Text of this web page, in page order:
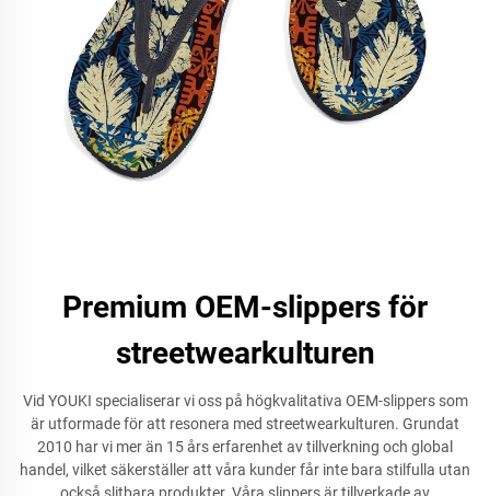
Premium OEM-slippers för
streetwearkulturen
Vid YOUKI specialiserar vi oss på högkvalitativa OEM-slippers som
är utformade för att resonera med streetwearkulturen. Grundat
2010 har vi mer än 15 års erfarenhet av tillverkning och global
handel, vilket säkerställer att våra kunder får inte bara stilfulla utan